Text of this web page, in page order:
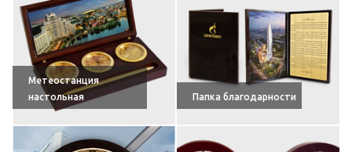
Метеостанция
настольная
Папка благодарности